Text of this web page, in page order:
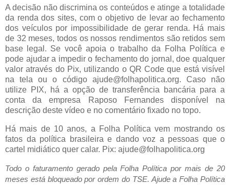
A decisão não discrimina os conteúdos e atinge a totalidade
da renda dos sites, com o objetivo de levar ao fechamento
dos veículos por impossibilidade de gerar renda. Há mais
de 32 meses, todos os nossos rendimentos são retidos sem
base legal. Se você apoia o trabalho da Folha Política e
pode ajudar a impedir o fechamento do jornal, doe qualquer
valor através do Pix, utilizando o QR Code que está visível
na tela ou o código ajude@folhapolitica.org. Caso não
utilize PIX, há a opção de transferência bancária para a
conta da empresa Raposo Fernandes disponível na
descrição deste vídeo e no comentário fixado no topo.
Há mais de 10 anos, a Folha Política vem mostrando os
fatos da política brasileira e dando voz a pessoas que o
cartel midiático quer calar. Pix: ajude@folhapolitica.org
Todo o faturamento gerado pela Folha Política por mais de 20
meses está bloqueado por ordem do TSE. Ajude a Folha Política